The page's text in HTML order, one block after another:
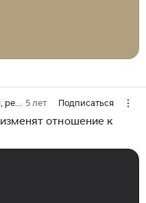
Александр Быданцев | История, религия и культура 5 лет Подписаться
отношение к